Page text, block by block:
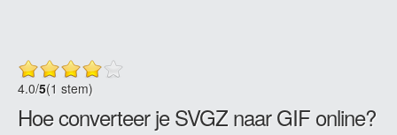
4.0/5(1 stem)
Hoe converteer je SVGZ naar GIF online?